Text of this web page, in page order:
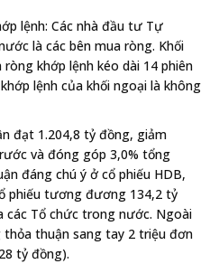
lệnh: Các nhà đầu tư Tự
là các bên mua ròng. Khối
khớp lệnh kéo dài 14 phiên
lệnh của khối ngoại là không
đạt 1.204,8 tỷ đồng, giảm
và đóng góp 3,0% tổng
đáng chú ý ở cổ phiếu HDB,
phiếu tương đương 134,2 tỷ
Tổ chức trong nước. Ngoài
thỏa thuận sang tay 2 triệu đơn
tỷ đồng).